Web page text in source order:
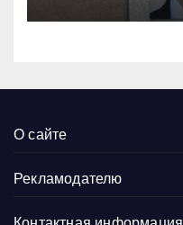
О сайте
Рекламодателю